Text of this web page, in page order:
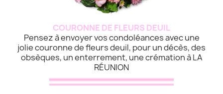
COURONNE DE FLEURS DEUIL
Pensez à envoyer vos condoléances avec une
jolie couronne de fleurs deuil, pour un décès, des
obsèques, un enterrement, une crémation à LA
RÉUNION